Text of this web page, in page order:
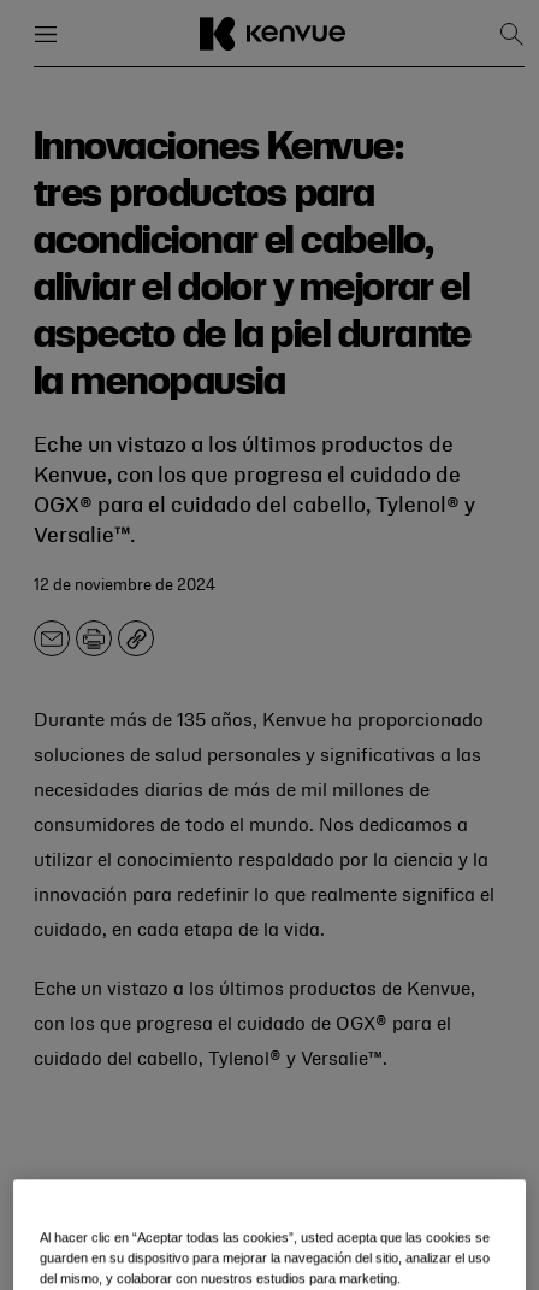
contenido
Innovaciones Kenvue:
tres productos para
acondicionar el cabello,
aliviar el dolor y mejorar el
aspecto de la piel durante
la menopausia
Eche un vistazo a los últimos productos de
Kenvue, con los que progresa el cuidado de
OGX® para el cuidado del cabello, Tylenol® y
Versalie™.
12 de noviembre de 2024
CorreoImprimir
Copiar
Durante más de 135 años, Kenvue ha proporcionado
soluciones de salud personales y significativas a las
necesidades diarias de más de mil millones de
consumidores de todo el mundo. Nos dedicamos a
utilizar el conocimiento respaldado por la ciencia y la
innovación para redefinir lo que realmente significa el
cuidado, en cada etapa de la vida.
Eche un vistazo a los últimos productos de Kenvue,
con los que progresa el cuidado de OGX® para el
cuidado del cabello, Tylenol® y Versalie™.
Al hacer clic en “Aceptar todas las cookies”, usted acepta que las cookies se
guarden en su dispositivo para mejorar la navegación del sitio, analizar el uso
del mismo, y colaborar con nuestros estudios para marketing.